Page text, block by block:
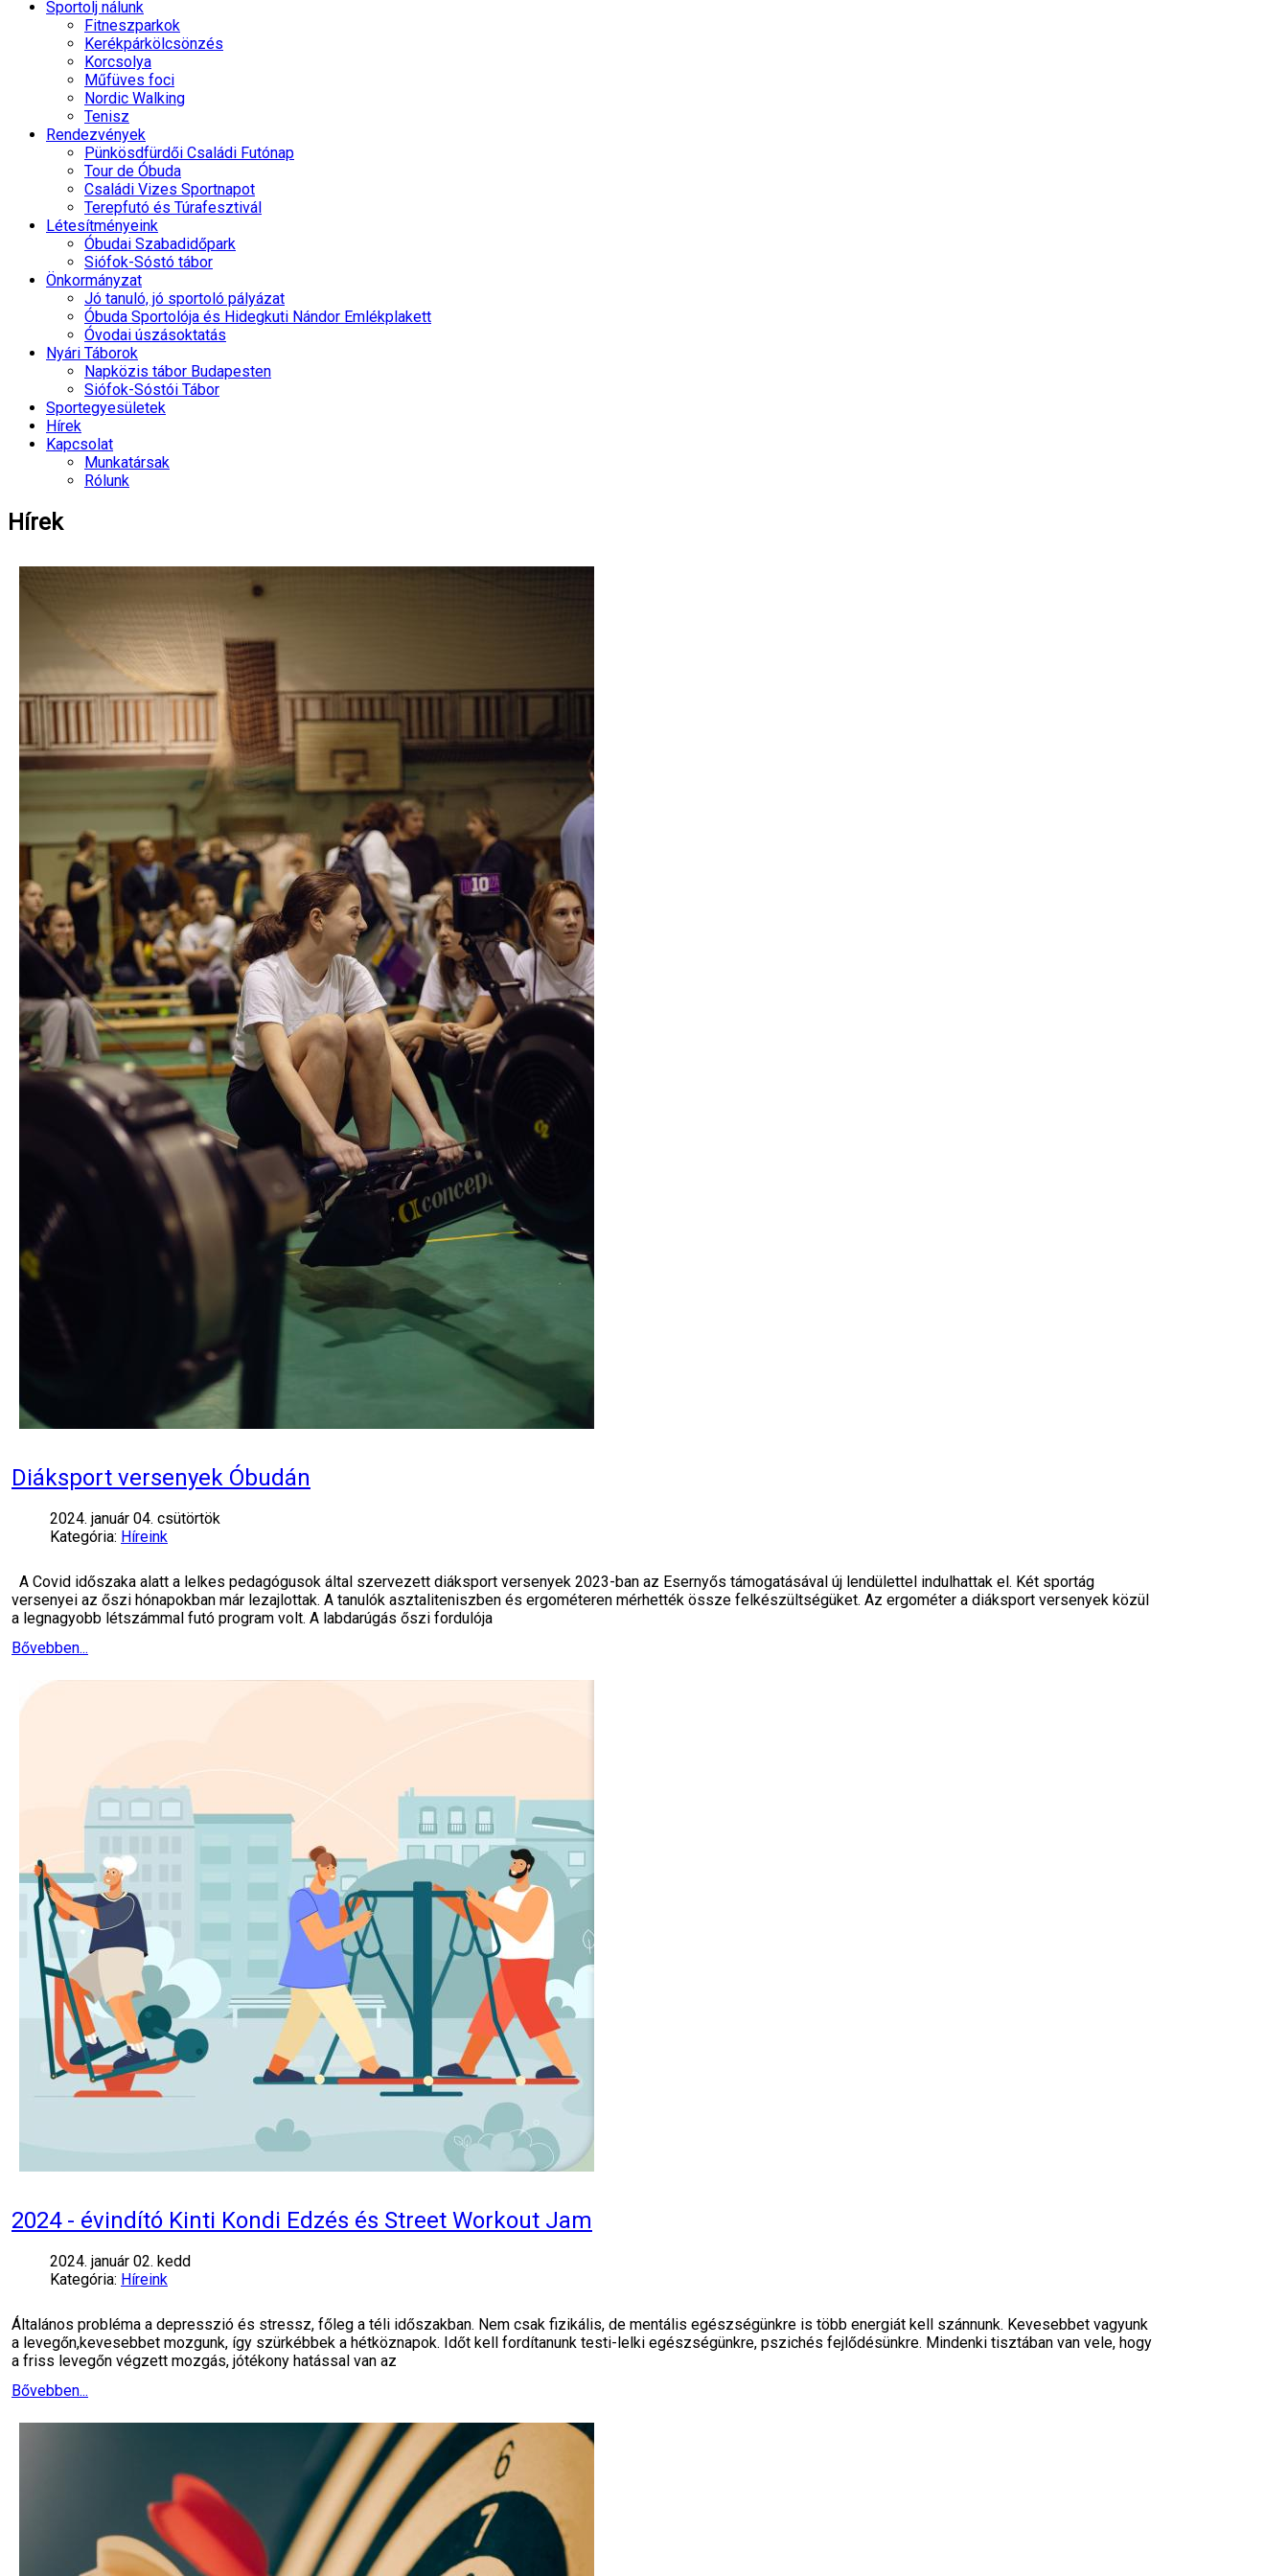
Sportolj nálunk
Fitneszparkok
Kerékpárkölcsönzés
Korcsolya
Műfüves foci
Nordic Walking
Tenisz
Rendezvények
Pünkösdfürdői Családi Futónap
Tour de Óbuda
Családi Vizes Sportnapot
Terepfutó és Túrafesztivál
Létesítményeink
Óbudai Szabadidőpark
Siófok-Sóstó tábor
Önkormányzat
Jó tanuló, jó sportoló pályázat
Óbuda Sportolója és Hidegkuti Nándor Emlékplakett
Óvodai úszásoktatás
Nyári Táborok
Napközis tábor Budapesten
Siófok-Sóstói Tábor
Sportegyesületek
Hírek
Kapcsolat
Munkatársak
Rólunk
Hírek
Diáksport versenyek Óbudán
2024. január 04. csütörtök
Kategória: Híreink
A Covid időszaka alatt a lelkes pedagógusok által szervezett diáksport versenyek 2023-ban az Esernyős támogatásával új lendülettel indulhattak el. Két sportág
versenyei az őszi hónapokban már lezajlottak. A tanulók asztaliteniszben és ergométeren mérhették össze felkészültségüket. Az ergométer a diáksport versenyek közül
a legnagyobb létszámmal futó program volt. A labdarúgás őszi fordulója
Bővebben...
2024 - évindító Kinti Kondi Edzés és Street Workout Jam
2024. január 02. kedd
Kategória: Híreink
Általános probléma a depresszió és stressz, főleg a téli időszakban. Nem csak fizikális, de mentális egészségünkre is több energiát kell szánnunk. Kevesebbet vagyunk
a levegőn,kevesebbet mozgunk, így szürkébbek a hétköznapok. Időt kell fordítanunk testi-lelki egészségünkre, pszichés fejlődésünkre. Mindenki tisztában van vele, hogy
a friss levegőn végzett mozgás, jótékony hatással van az
Bővebben...